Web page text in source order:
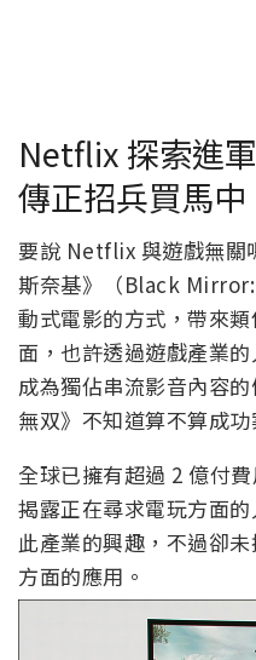
Netflix 探索進
傳正招兵買馬中
要說 Netflix 與遊戲無關
斯奈基》（Black
動式電影的方式，帶來
面，也許透過遊戲產業
成為獨佔串流影音內容
無双》不知道算不算成
全球已擁有超過 2 億付
揭露正在尋求電玩方面
此產業的興趣，不過卻
方面的應用。